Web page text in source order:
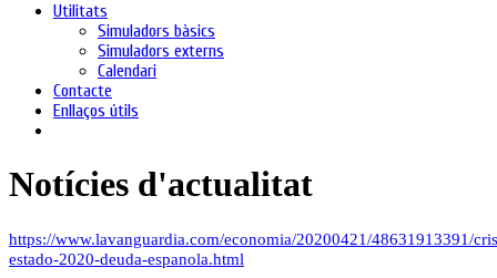
Utilitats
Simuladors bàsics
Simuladors externs
Calendari
Contacte
Enllaços útils
Notícies d'actualitat
https://www.lavanguardia.com/economia/20200421/48631913391/
estado-2020-deuda-espanola.html